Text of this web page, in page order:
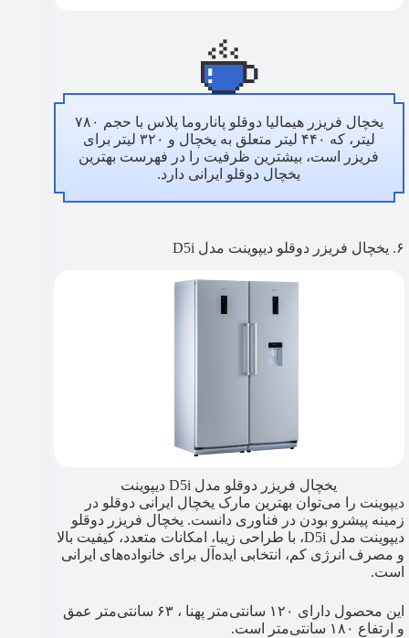
یخچال فریزر هیمالیا دوقلو پاناروما پلاس با حجم ۷۸۰
لیتر، که ۴۴۰ لیتر متعلق به یخچال و ۳۲۰ لیتر برای
فریزر است، بیشترین ظرفیت را در فهرست بهترین
یخچال دوقلو ایرانی دارد.
۶. یخچال فریزر دوقلو دیپوینت مدل D5i
یخچال فریزر دوقلو مدل D5i دیپوینت
دیپوینت را می‌توان بهترین مارک یخچال ایرانی دوقلو در
زمینه پیشرو بودن در فناوری دانست. یخچال فریزر دوقلو
دیپوینت مدل D5i، با طراحی زیبا، امکانات متعدد، کیفیت بالا
و مصرف انرژی کم، انتخابی ایده‌آل برای خانواده‌های ایرانی
است.
این محصول دارای ۱۲۰ سانتی‌متر پهنا ، ۶۳ سانتی‌متر عمق
و ارتفاع ۱۸۰ سانتی‌متر است.